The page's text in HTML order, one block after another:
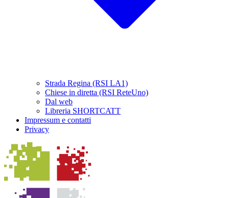
Strada Regina (RSI LA1)
Chiese in diretta (RSI ReteUno)
Dal web
Libreria SHORTCATT
Impressum e contatti
Privacy